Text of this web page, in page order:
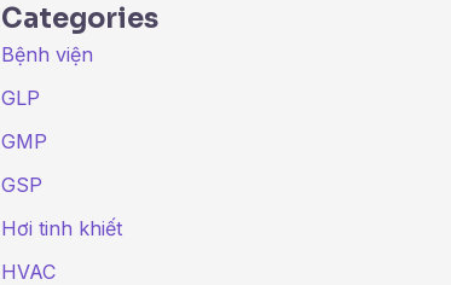
Categories
Bệnh viện
GLP
GMP
GSP
Hơi tinh khiết
HVAC